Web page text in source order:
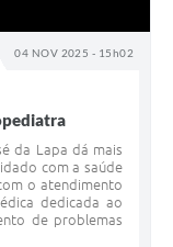
04 NOV 2025 - 15h02
da Lapa dá mais
com a saúde
o atendimento
dedicada ao
de problemas